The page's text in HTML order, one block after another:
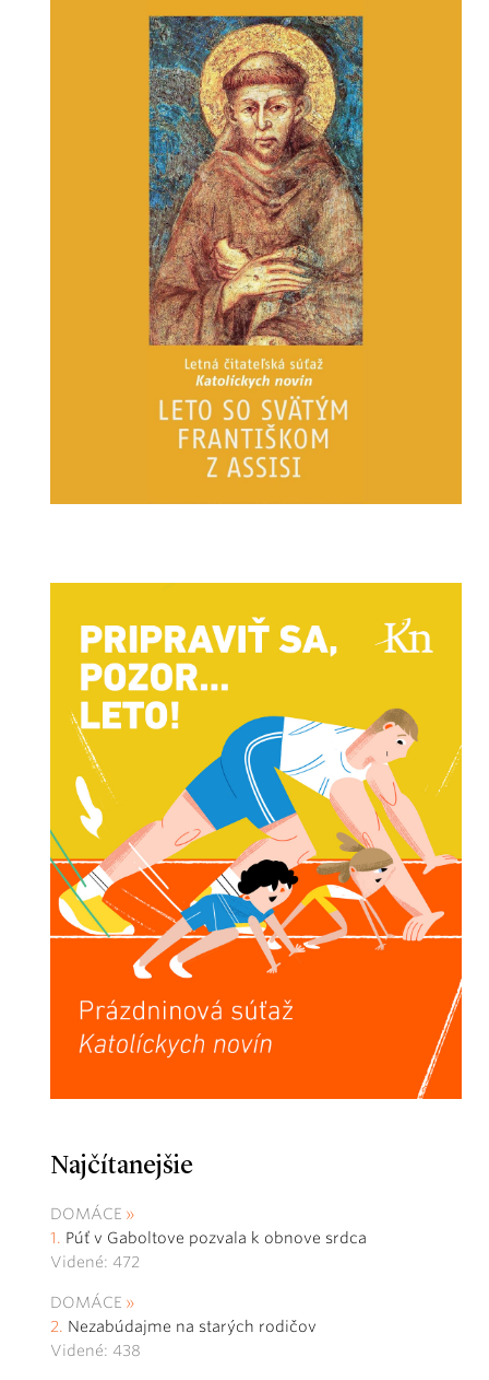
Najčítanejšie
DOMÁCE
Púť v Gaboltove pozvala k obnove srdca
Videné: 472
DOMÁCE
Nezabúdajme na starých rodičov
Videné: 438